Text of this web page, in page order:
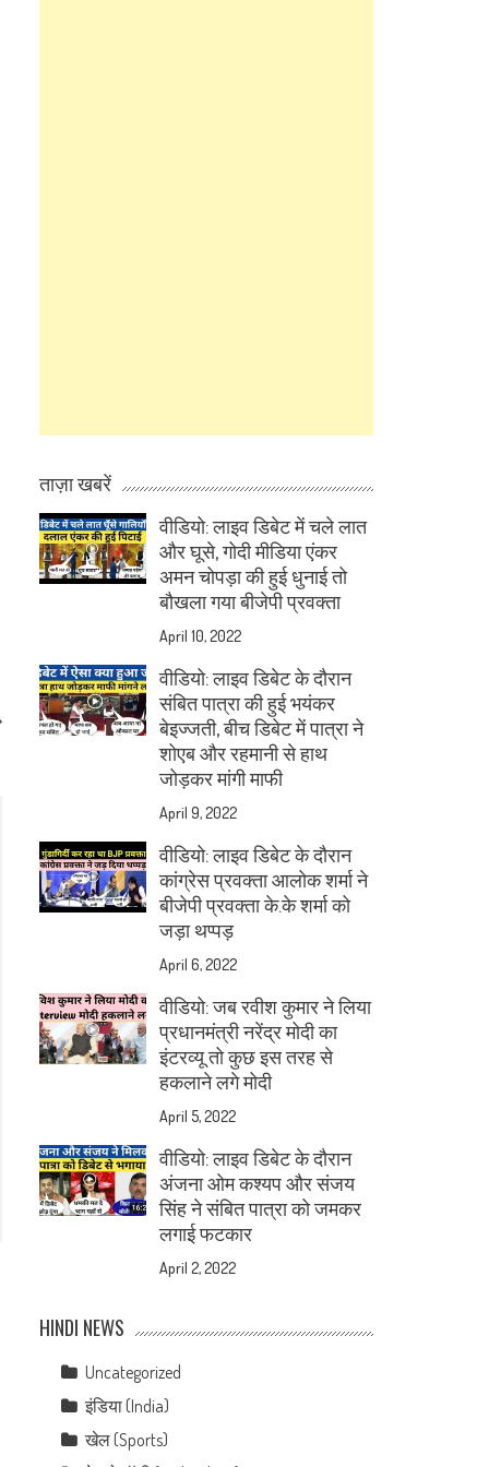
ताज़ा खबरें
वीडियो: लाइव डिबेट में चले लात
और घूसे, गोदी मीडिया एंकर
अमन चोपड़ा की हुई धुनाई तो
बौखला गया बीजेपी प्रवक्ता
April 10, 2022
वीडियो: लाइव डिबेट के दौरान
संबित पात्रा की हुई भयंकर
बेइज्जती, बीच डिबेट में पात्रा ने
शोएब और रहमानी से हाथ
जोड़कर मांगी माफी
April 9, 2022
वीडियो: लाइव डिबेट के दौरान
कांग्रेस प्रवक्ता आलोक शर्मा ने
बीजेपी प्रवक्ता के.के शर्मा को
जड़ा थप्पड़
April 6, 2022
वीडियो: जब रवीश कुमार ने लिया
प्रधानमंत्री नरेंद्र मोदी का
इंटरव्यू तो कुछ इस तरह से
हकलाने लगे मोदी
April 5, 2022
वीडियो: लाइव डिबेट के दौरान
अंजना ओम कश्यप और संजय
सिंह ने संबित पात्रा को जमकर
लगाई फटकार
April 2, 2022
HINDI NEWS
Uncategorized
इंडिया (India)
खेल (Sports)